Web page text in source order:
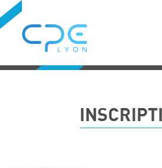
Formations diplômantes
Cookies management panel